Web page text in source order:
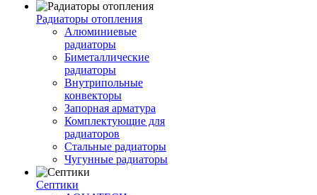
Радиаторы отопления
Алюминиевые
радиаторы
Биметаллические
радиаторы
Внутрипольные
конвекторы
Запорная арматура
Комплектующие для
радиаторов
Стальные радиаторы
Чугунные радиаторы
Септики